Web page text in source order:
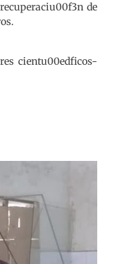
de
cientu00edficos-